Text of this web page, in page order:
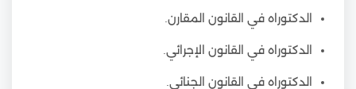
الدكتوراه في القانون المقارن.
الدكتوراه في القانون الإجرائي.
الدكتوراه في القانون الجنائي.